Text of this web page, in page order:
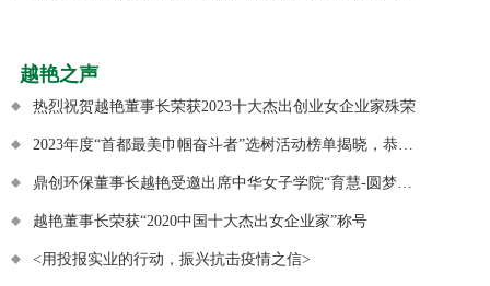
越艳之声
热烈祝贺越艳董事长荣获2023十大杰出创业女企业家殊荣
2023年度“首都最美巾帼奋斗者”选树活动榜单揭晓，恭喜越艳女士喜获首都最美巾帼奋斗者
鼎创环保董事长越艳受邀出席中华女子学院“育慧-圆梦计划”第二届实践创业能力提升论坛
越艳董事长荣获“2020中国十大杰出女企业家”称号
<用投报实业的行动，振兴抗击疫情之信>